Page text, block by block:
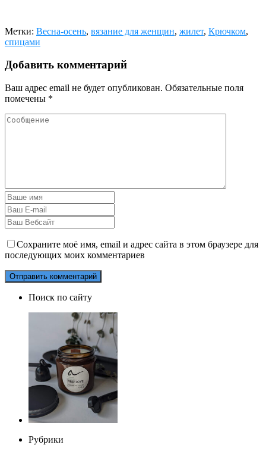
Метки: Весна-осень, вязание для женщин, жилет, Крючком,
спицами
Добавить комментарий
Ваш адрес email не будет опубликован. Обязательные поля
помечены *
Сохраните моё имя, email и адрес сайта в этом браузере для
последующих моих комментариев
Поиск по сайту
Рубрики